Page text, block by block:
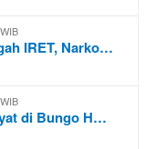
IRET, Narko…
di Bungo H…